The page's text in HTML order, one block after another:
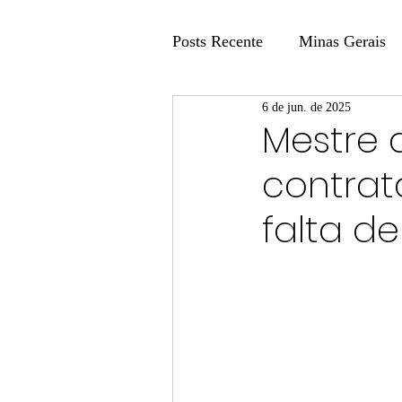
Posts Recente Minas Gerais
Coluna Fatos e Versões
Coluna: Agenda 21
Mestre
falta de
6 de jun. de 2025